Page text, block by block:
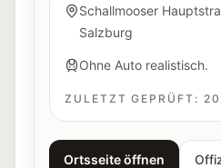
Schallmooser
Salzburg
Ohne Auto realistisch.
ZULETZT GEPRÜFT:
Ortsseite öffnen